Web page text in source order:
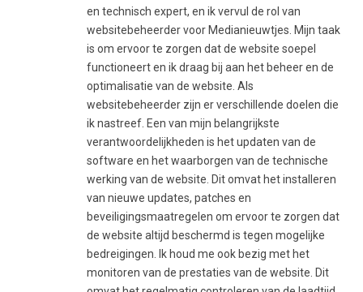
en technisch expert, en ik vervul de rol van
websitebeheerder voor Medianieuwtjes. Mijn taak
is om ervoor te zorgen dat de website soepel
functioneert en ik draag bij aan het beheer en de
optimalisatie van de website. Als
websitebeheerder zijn er verschillende doelen die
ik nastreef. Een van mijn belangrijkste
verantwoordelijkheden is het updaten van de
software en het waarborgen van de technische
werking van de website. Dit omvat het installeren
van nieuwe updates, patches en
beveiligingsmaatregelen om ervoor te zorgen dat
de website altijd beschermd is tegen mogelijke
bedreigingen. Ik houd me ook bezig met het
monitoren van de prestaties van de website. Dit